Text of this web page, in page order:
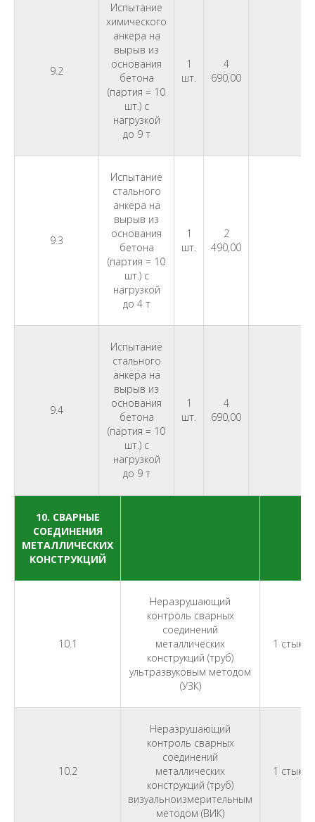
9.2
Испытание
химического
анкера на
вырыв из
основания
бетона
(партия = 10
шт.) с
нагрузкой
до 9 т
1
шт.
4
690,00
9.3
Испытание
стального
анкера на
вырыв из
основания
бетона
(партия = 10
шт.) с
нагрузкой
до 4 т
1
шт.
2
490,00
9.4
Испытание
стального
анкера на
вырыв из
основания
бетона
(партия = 10
шт.) с
нагрузкой
до 9 т
1
шт.
4
690,00
10. СВАРНЫЕ
СОЕДИНЕНИЯ
МЕТАЛЛИЧЕСКИХ
КОНСТРУКЦИЙ
10.1
Неразрушающий
контроль сварных
соединений
металлических
конструкций (труб)
ультразвуковым методом
(УЗК)
1 стык
10.2
Неразрушающий
контроль сварных
соединений
металлических
конструкций (труб)
визуальноизмерительным
методом (ВИК)
1 стык